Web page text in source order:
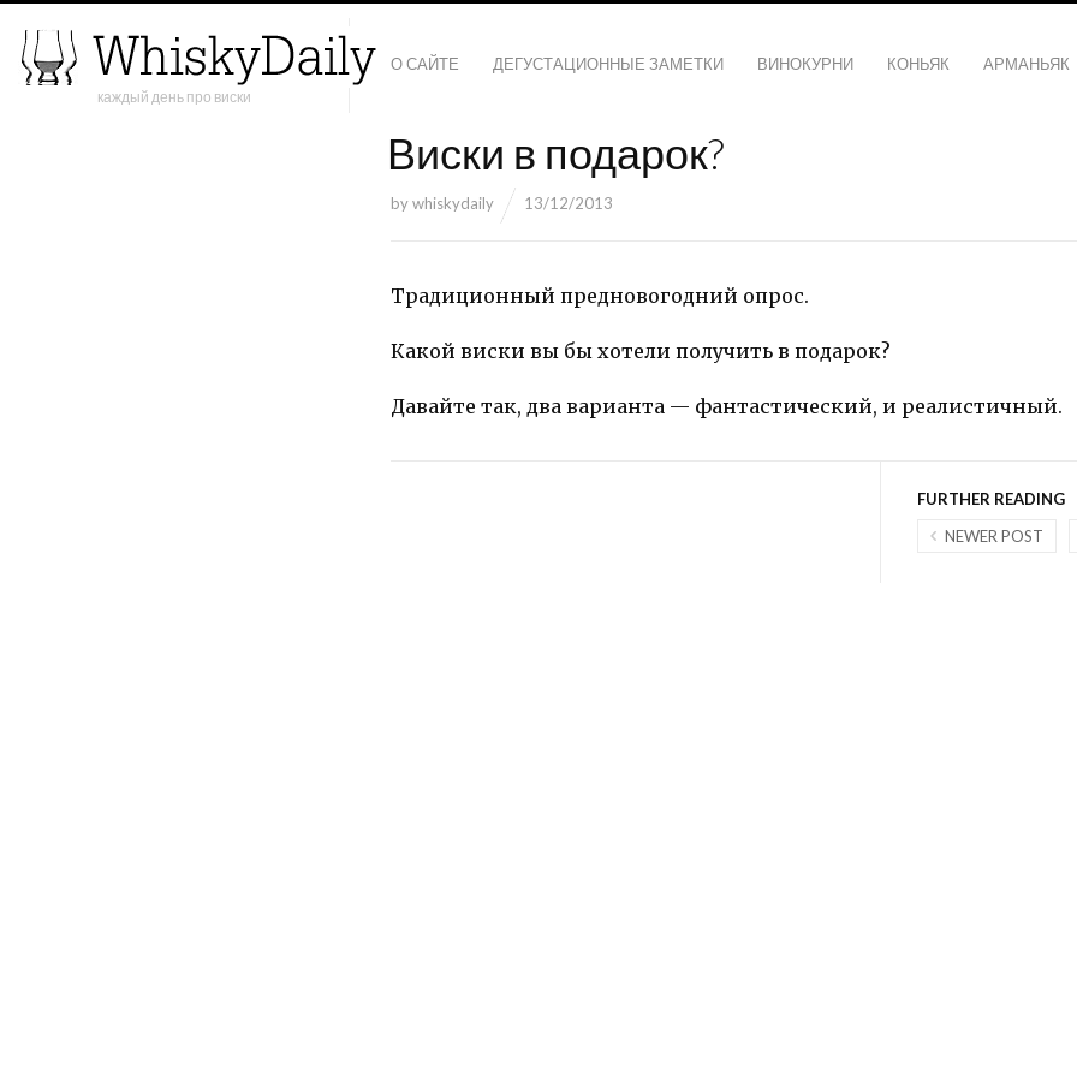
каждый день про виски
О САЙТЕ ДЕГУСТАЦИОННЫЕ ЗАМЕТКИ ВИНОКУРНИ КОНЬЯК АРМАНЬЯК
Виски в подарок?
bywhiskydaily 13/12/2013
Традиционный предновогодний опрос.
Какой виски вы бы хотели получить в подарок?
Давайте так, два варианта — фантастический, и реалистичный.
FURTHER READING
NEWER POST